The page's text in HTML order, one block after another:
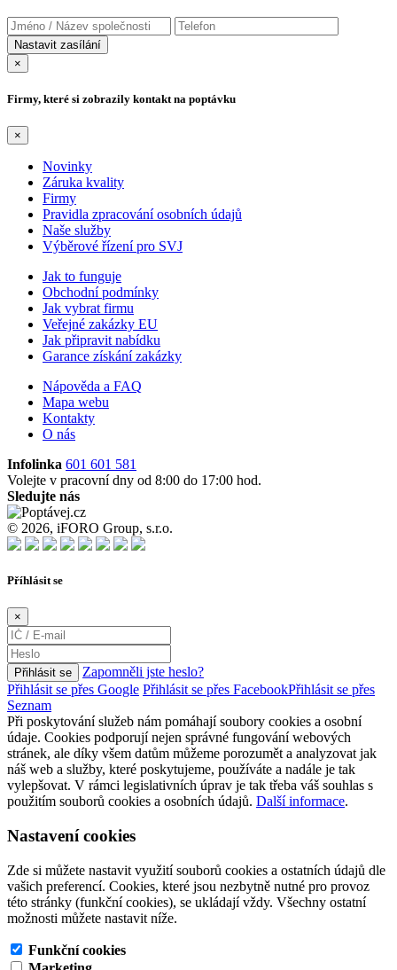
×
Firmy, které si zobrazily kontakt na poptávku
×
Novinky
Záruka kvality
Firmy
Pravidla zpracování osobních údajů
Naše služby
Výběrové řízení pro SVJ
Jak to funguje
Obchodní podmínky
Jak vybrat firmu
Veřejné zakázky EU
Jak připravit nabídku
Garance získání zakázky
Nápověda a FAQ
Mapa webu
Kontakty
O nás
Infolinka 601 601 581
Volejte v pracovní dny od 8:00 do 17:00 hod.
Sledujte nás
© 2026, iFORO Group, s.r.o.
Příhlásit se
×
Přihlásit se
Zapomněli jste heslo?
Přihlásit se přes Google Přihlásit se přes FacebookPřihlásit se přes
Seznam
Při poskytování služeb nám pomáhají soubory cookies a osobní
údaje. Cookies podporují nejen správné fungování webových
stránek, ale díky všem datům můžeme porozumět a analyzovat jak
náš web a služby, které poskytujeme, používáte a nadále je tak
vylepšovat. V rámci legislativních úprav je tak třeba váš souhlas s
použitím souborů cookies a osobních údajů. Další informace.
Nastavení cookies
Zde si můžete nastavit využití souborů cookies a ostatních údajů dle
vašich preferencí. Cookies, které jsou nezbytně nutné pro provoz
této stránky (funkční cookies), se ukládají vždy. Všechny ostatní
možnosti můžete nastavit níže.
Funkční cookies